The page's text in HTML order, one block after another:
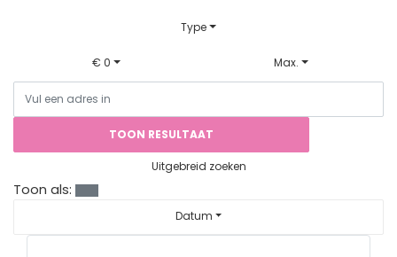
Type
€ 0 Max.
TOON RESULTAAT
Uitgebreid zoeken
Toon als:
Datum